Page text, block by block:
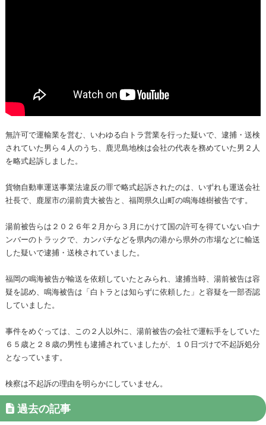
無許可で運輸業を営む、いわゆる白トラ営業を行った疑いで、逮捕・送検
されていた男ら４人のうち、鹿児島地検は会社の代表を務めていた男２人
を略式起訴しました。
貨物自動車運送事業法違反の罪で略式起訴されたのは、いずれも運送会社
社長で、鹿屋市の湯前貴大被告と、福岡県久山町の鳴海雄樹被告です。
湯前被告らは２０２６年２月から３月にかけて国の許可を得ていない白ナ
ンバーのトラックで、カンパチなどを県内の港から県外の市場などに輸送
した疑いで逮捕・送検されていました。
福岡の鳴海被告が輸送を依頼していたとみられ、逮捕当時、湯前被告は容
疑を認め、鳴海被告は「白トラとは知らずに依頼した」と容疑を一部否認
していました。
事件をめぐっては、この２人以外に、湯前被告の会社で運転手をしていた
６５歳と２８歳の男性も逮捕されていましたが、１０日づけで不起訴処分
となっています。
検察は不起訴の理由を明らかにしていません。
過去の記事